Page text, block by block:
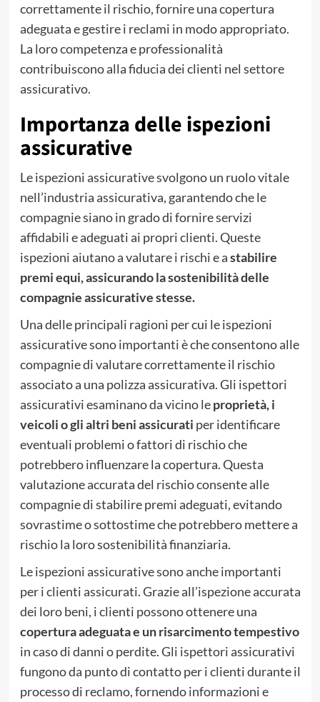
correttamente il rischio, fornire una copertura
adeguata e gestire i reclami in modo appropriato.
La loro competenza e professionalità
contribuiscono alla fiducia dei clienti nel settore
assicurativo.
Importanza delle ispezioni
assicurative
Le ispezioni assicurative svolgono un ruolo vitale
nell’industria assicurativa, garantendo che le
compagnie siano in grado di fornire servizi
affidabili e adeguati ai propri clienti. Queste
ispezioni aiutano a valutare i rischi e astabilire
premi equi, assicurando la sostenibilità delle
compagnie assicurative stesse.
Una delle principali ragioni per cui le ispezioni
assicurative sono importanti è che consentono alle
compagnie di valutare correttamente il rischio
associato a una polizza assicurativa. Gli ispettori
assicurativi esaminano da vicino leproprietà, i
veicoli o gli altri beni assicurati per identificare
eventuali problemi o fattori di rischio che
potrebbero influenzare la copertura. Questa
valutazione accurata del rischio consente alle
compagnie di stabilire premi adeguati, evitando
sovrastime o sottostime che potrebbero mettere a
rischio la loro sostenibilità finanziaria.
Le ispezioni assicurative sono anche importanti
per i clienti assicurati. Grazie all’ispezione accurata
dei loro beni, i clienti possono ottenere una
copertura adeguata e un risarcimento tempestivo
in caso di danni o perdite. Gli ispettori assicurativi
fungono da punto di contatto per i clienti durante il
processo di reclamo, fornendo informazioni e